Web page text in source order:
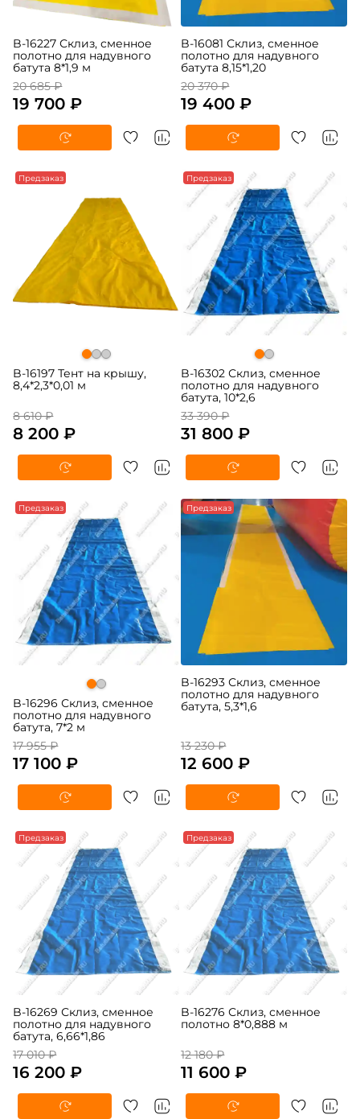
B-16227 Склиз, сменное
полотно для надувного
батута 8*1,9 м
20 685 ₽
19 700 ₽
B-16081 Склиз, сменное
полотно для надувного
батута 8,15*1,20
20 370 ₽
19 400 ₽
-5% Предзаказ
B-16197 Тент на крышу,
8,4*2,3*0,01 м
8 610 ₽
8 200 ₽
-5% Предзаказ
B-16302 Склиз, сменное
полотно для надувного
батута, 10*2,6
33 390 ₽
31 800 ₽
-5% Предзаказ
B-16296 Склиз, сменное
полотно для надувного
батута, 7*2 м
17 955 ₽
17 100 ₽
-5% Предзаказ
B-16293 Склиз, сменное
полотно для надувного
батута, 5,3*1,6
13 230 ₽
12 600 ₽
-5% Предзаказ
B-16269 Склиз, сменное
полотно для надувного
батута, 6,66*1,86
17 010 ₽
16 200 ₽
-5% Предзаказ
B-16276 Склиз, сменное
полотно 8*0,888 м
12 180 ₽
11 600 ₽